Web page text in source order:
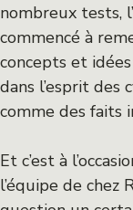
nombreux tests,
commencé à
concepts et
dans l’esprit des
comme des faits
Et c’est à
l’équipe de